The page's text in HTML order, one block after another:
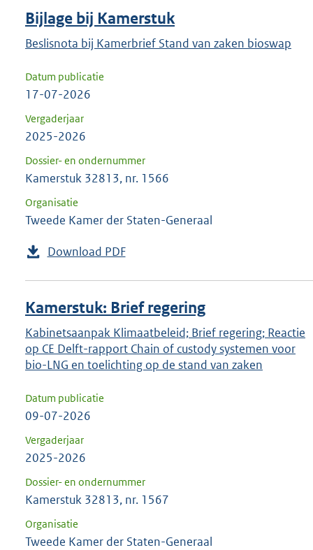
Bijlage bij Kamerstuk
Beslisnota bij Kamerbrief Stand van zaken bioswap
Datum publicatie
17-07-2026
Vergaderjaar
2025-2026
Dossier- en ondernummer
Kamerstuk 32813, nr. 1566
Organisatie
Tweede Kamer der Staten-Generaal
Download PDF
Kamerstuk: Brief regering
Kabinetsaanpak Klimaatbeleid; Brief regering; Reactie
op CE Delft-rapport Chain of custody systemen voor
bio-LNG en toelichting op de stand van zaken
Datum publicatie
09-07-2026
Vergaderjaar
2025-2026
Dossier- en ondernummer
Kamerstuk 32813, nr. 1567
Organisatie
Tweede Kamer der Staten-Generaal